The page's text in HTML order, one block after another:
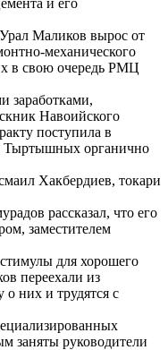
Маликов вырос от
механического
в свою очередь РМЦ
заработками,
Навоийского
поступила в
Тыртышных органично
Хакбердиев, токари
рассказал, что его
заместителем
для хорошего
переехали из
них и трудятся с
заняты руководители